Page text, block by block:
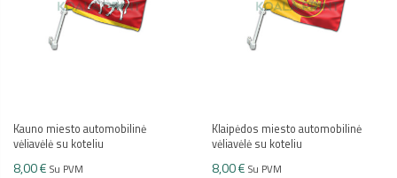
Kauno miesto automobilinė
vėliavėlė su koteliu
8,00 € Su PVM
Klaipėdos miesto automobilinė
vėliavėlė su koteliu
8,00 € Su PVM